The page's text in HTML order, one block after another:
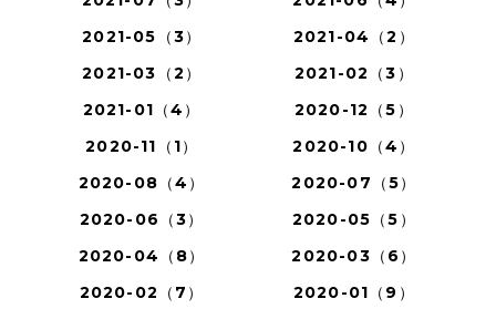
2021-05（3）
2021-04（2）
2021-03（2）
2021-02（3）
2021-01（4）
2020-12（5）
2020-11（1）
2020-10（4）
2020-08（4）
2020-07（5）
2020-06（3）
2020-05（5）
2020-04（8）
2020-03（6）
2020-02（7）
2020-01（9）